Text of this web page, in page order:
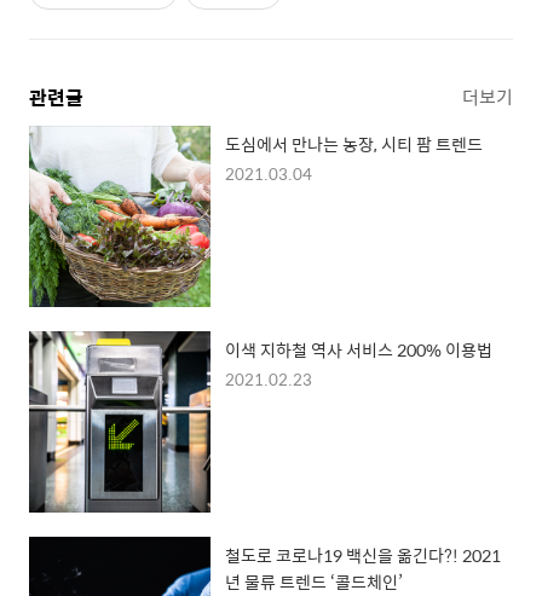
관련글 더보기
도심에서 만나는 농장, 시티 팜 트렌드
2021.03.04
이색 지하철 역사 서비스 200% 이용법
2021.02.23
철도로 코로나19 백신을 옮긴다?! 2021
년 물류 트렌드 ‘콜드체인’